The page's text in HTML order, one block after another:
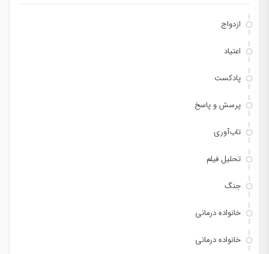
ازدواج
اعتیاد
پادکست
پرسش و پاسخ
تاب‌آوری
تحلیل فیلم
جنگ
خانواده درمانی
خانواده درمانی